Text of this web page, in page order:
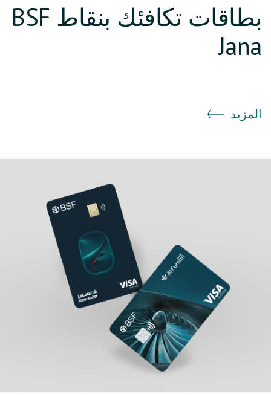
بطاقات تكافئك بنقاط BSF
Jana
المزيد